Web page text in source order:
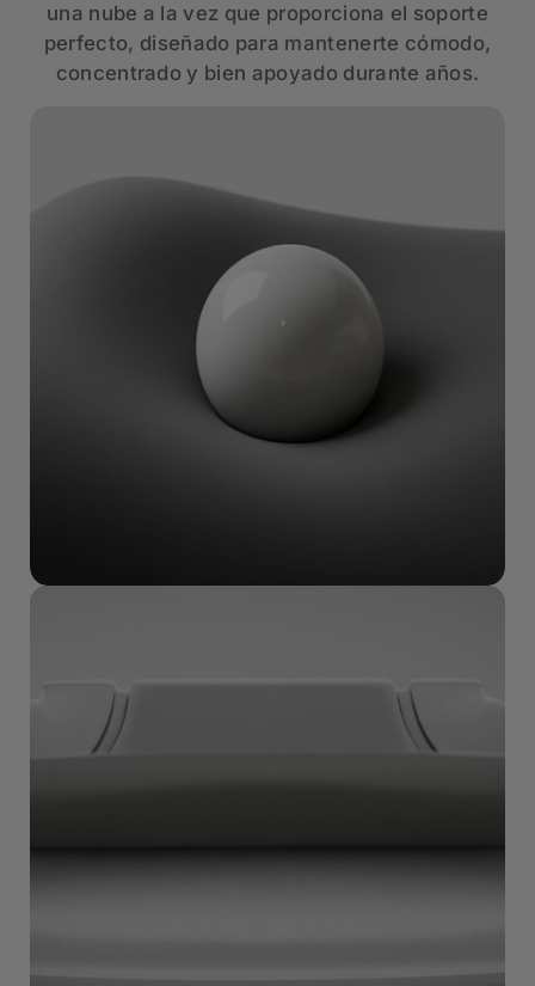
una nube a la vez que proporciona el soporte
perfecto, diseñado para mantenerte cómodo,
concentrado y bien apoyado durante años.